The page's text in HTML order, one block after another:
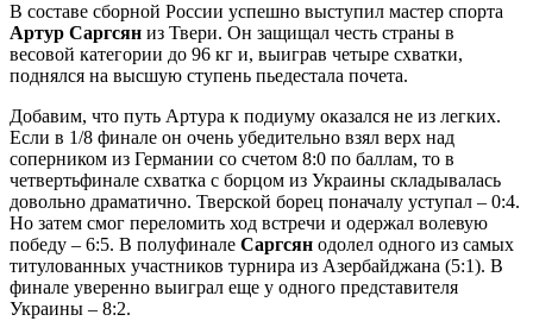
В составе сборной России успешно выступил мастер спорта
Артур Саргсян из Твери. Он защищал честь страны в
весовой категории до 96 кг и, выиграв четыре схватки,
поднялся на высшую ступень пьедестала почета.
Добавим, что путь Артура к подиуму оказался не из легких.
Если в 1/8 финале он очень убедительно взял верх над
соперником из Германии со счетом 8:0 по баллам, то в
четвертьфинале схватка с борцом из Украины складывалась
довольно драматично. Тверской борец поначалу уступал – 0:4.
Но затем смог переломить ход встречи и одержал волевую
победу – 6:5. В полуфинале Саргсян одолел одного из самых
титулованных участников турнира из Азербайджана (5:1). В
финале уверенно выиграл еще у одного представителя
Украины – 8:2.